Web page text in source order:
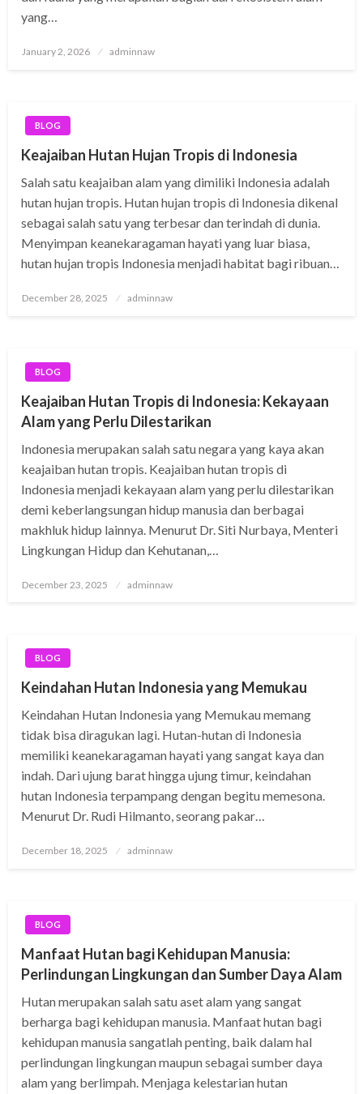
yang…
Posted
January 2, 2026 adminnaw
BLOG
Keajaiban Hutan Hujan Tropis di Indonesia
Salah satu keajaiban alam yang dimiliki Indonesia adalah
hutan hujan tropis. Hutan hujan tropis di Indonesia dikenal
sebagai salah satu yang terbesar dan terindah di dunia.
Menyimpan keanekaragaman hayati yang luar biasa,
hutan hujan tropis Indonesia menjadi habitat bagi ribuan…
Posted
December 28, 2025 adminnaw
BLOG
Keajaiban Hutan Tropis di Indonesia: Kekayaan
Alam yang Perlu Dilestarikan
Indonesia merupakan salah satu negara yang kaya akan
keajaiban hutan tropis. Keajaiban hutan tropis di
Indonesia menjadi kekayaan alam yang perlu dilestarikan
demi keberlangsungan hidup manusia dan berbagai
makhluk hidup lainnya. Menurut Dr. Siti Nurbaya, Menteri
Lingkungan Hidup dan Kehutanan,…
Posted
December 23, 2025 adminnaw
BLOG
Keindahan Hutan Indonesia yang Memukau
Keindahan Hutan Indonesia yang Memukau memang
tidak bisa diragukan lagi. Hutan-hutan di Indonesia
memiliki keanekaragaman hayati yang sangat kaya dan
indah. Dari ujung barat hingga ujung timur, keindahan
hutan Indonesia terpampang dengan begitu memesona.
Menurut Dr. Rudi Hilmanto, seorang pakar…
Posted
December 18, 2025 adminnaw
BLOG
Manfaat Hutan bagi Kehidupan Manusia:
Perlindungan Lingkungan dan Sumber Daya Alam
Hutan merupakan salah satu aset alam yang sangat
berharga bagi kehidupan manusia. Manfaat hutan bagi
kehidupan manusia sangatlah penting, baik dalam hal
perlindungan lingkungan maupun sebagai sumber daya
alam yang berlimpah. Menjaga kelestarian hutan